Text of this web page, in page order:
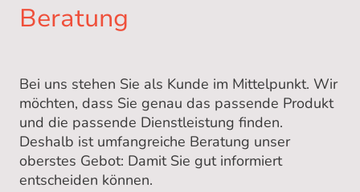
Beratung
Bei uns stehen Sie als Kunde im Mittelpunkt. Wir
möchten, dass Sie genau das passende Produkt
und die passende Dienstleistung finden.
Deshalb ist umfangreiche Beratung unser
oberstes Gebot: Damit Sie gut informiert
entscheiden können.